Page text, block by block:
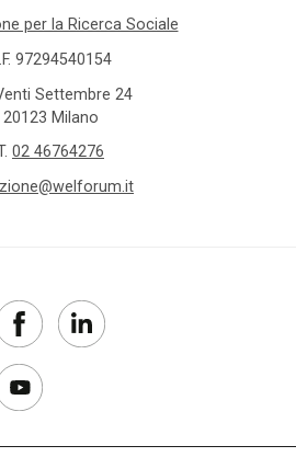
per la Ricerca Sociale
97294540154
Settembre 24
20123 Milano
02 46764276